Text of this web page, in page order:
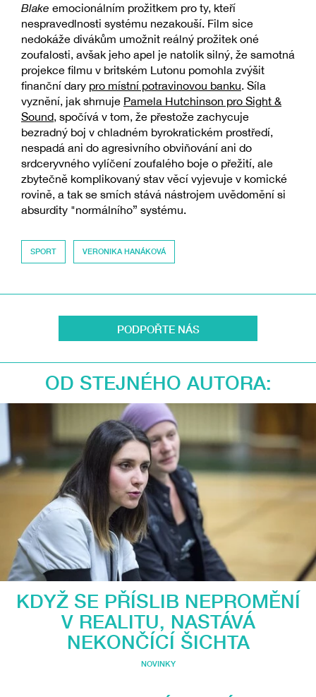
Blake emocionálním prožitkem pro ty, kteří
nespravedlnosti systému nezakouší. Film sice
nedokáže divákům umožnit reálný prožitek oné
zoufalosti, avšak jeho apel je natolik silný, že samotná
projekce filmu v britském Lutonu pomohla zvýšit
finanční dary pro místní potravinovou banku. Síla
vyznění, jak shrnuje Pamela Hutchinson pro Sight &
Sound, spočívá v tom, že přestože zachycuje
bezradný boj v chladném byrokratickém prostředí,
nespadá ani do agresivního obviňování ani do
srdceryvného vylíčení zoufalého boje o přežití, ale
zbytečně komplikovaný stav věcí vyjevuje v komické
rovině, a tak se smích stává nástrojem uvědomění si
absurdity "normálního” systému.
SPORT VERONIKA HANÁKOVÁ
PODPOŘTE NÁS
OD STEJNÉHO AUTORA:
KDYŽ SE PŘÍSLIB NEPROMĚNÍ
V REALITU, NASTÁVÁ
NEKONČÍCÍ ŠICHTA
NOVINKY